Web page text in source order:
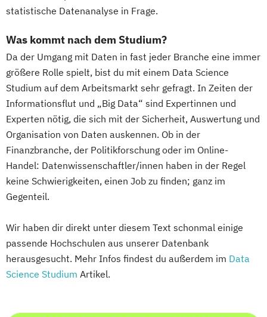
statistische Datenanalyse in Frage.
Was kommt nach dem Studium?
Da der Umgang mit Daten in fast jeder Branche eine immer
größere Rolle spielt, bist du mit einem Data Science
Studium auf dem Arbeitsmarkt sehr gefragt. In Zeiten der
Informationsflut und „Big Data“ sind Expertinnen und
Experten nötig, die sich mit der Sicherheit, Auswertung und
Organisation von Daten auskennen. Ob in der
Finanzbranche, der Politikforschung oder im Online-
Handel: Datenwissenschaftler/innen haben in der Regel
keine Schwierigkeiten, einen Job zu finden; ganz im
Gegenteil.
Wir haben dir direkt unter diesem Text schonmal einige
passende Hochschulen aus unserer Datenbank
herausgesucht. Mehr Infos findest du außerdem im Data
Science Studium Artikel.